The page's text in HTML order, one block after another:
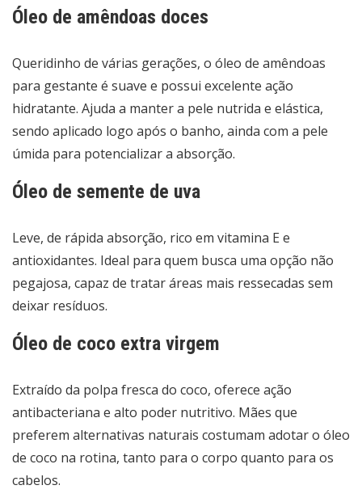
Óleo de amêndoas doces
Queridinho de várias gerações, o óleo de amêndoas
para gestante é suave e possui excelente ação
hidratante. Ajuda a manter a pele nutrida e elástica,
sendo aplicado logo após o banho, ainda com a pele
úmida para potencializar a absorção.
Óleo de semente de uva
Leve, de rápida absorção, rico em vitamina E e
antioxidantes. Ideal para quem busca uma opção não
pegajosa, capaz de tratar áreas mais ressecadas sem
deixar resíduos.
Óleo de coco extra virgem
Extraído da polpa fresca do coco, oferece ação
antibacteriana e alto poder nutritivo. Mães que
preferem alternativas naturais costumam adotar o óleo
de coco na rotina, tanto para o corpo quanto para os
cabelos.